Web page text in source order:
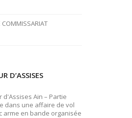
COMMISSARIAT
D’ASSISES
d'Assises Ain – Partie
dans une affaire de vol
arme en bande organisée